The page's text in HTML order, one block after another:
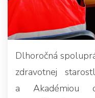
Dlhoročná
zdravotnej
a Akadémiou